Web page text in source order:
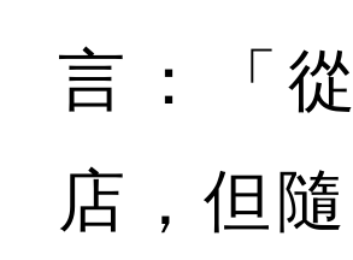
言：「
店，但